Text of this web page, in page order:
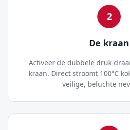
2
De kraan
Activeer de dubbele druk-
kraan. Direct stroomt 100°C
veilige, beluchte